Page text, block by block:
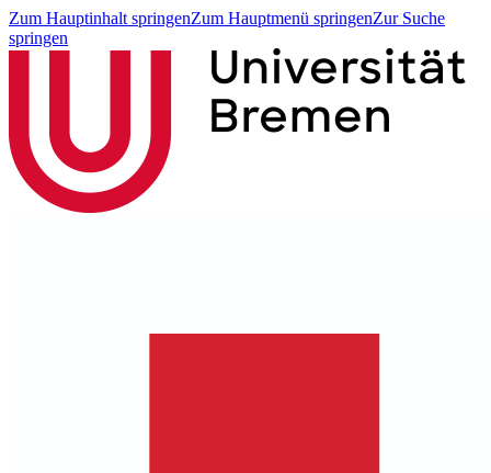
Zum Hauptinhalt springenZum Hauptmenü springenZur Suche
springen